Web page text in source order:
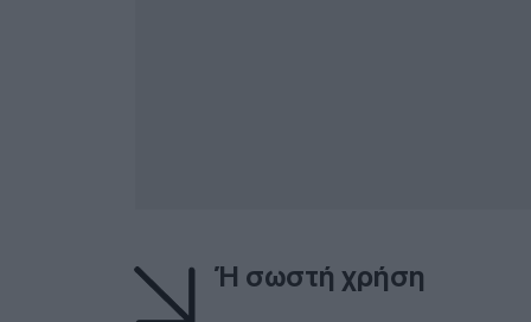
Ή σωστή χρήση